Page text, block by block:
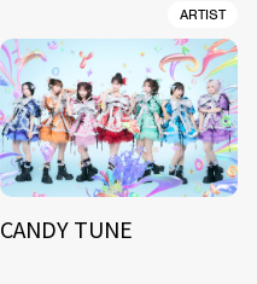
ARTIST
CANDY TUNE